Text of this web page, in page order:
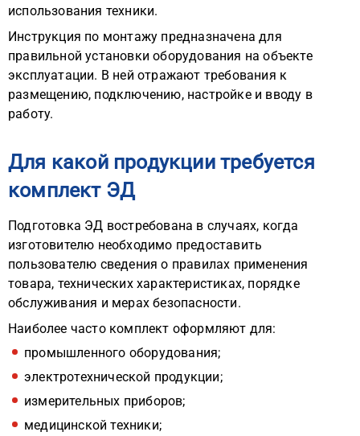
использования техники.
Инструкция по монтажу предназначена для
правильной установки оборудования на объекте
эксплуатации. В ней отражают требования к
размещению, подключению, настройке и вводу в
работу.
Для какой продукции требуется
комплект ЭД
Подготовка ЭД востребована в случаях, когда
изготовителю необходимо предоставить
пользователю сведения о правилах применения
товара, технических характеристиках, порядке
обслуживания и мерах безопасности.
Наиболее часто комплект оформляют для:
промышленного оборудования;
электротехнической продукции;
измерительных приборов;
медицинской техники;